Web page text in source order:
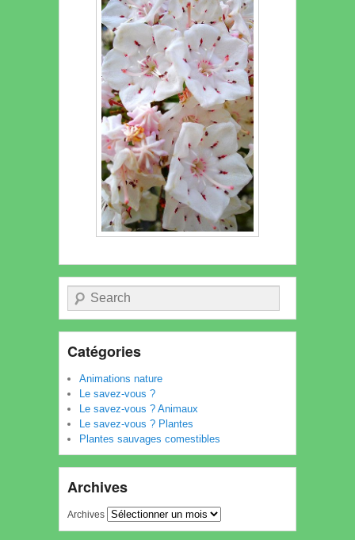
Recherche
Catégories
Animations nature
Le savez-vous ?
Le savez-vous ? Animaux
Le savez-vous ? Plantes
Plantes sauvages comestibles
Archives
Archives